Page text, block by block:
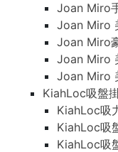
Joan Miro
Joan Miro
Joan Miro
Joan Miro
Joan Miro
KiahLoc吸盤
KiahLoc吸
KiahLoc吸
KiahLoc吸